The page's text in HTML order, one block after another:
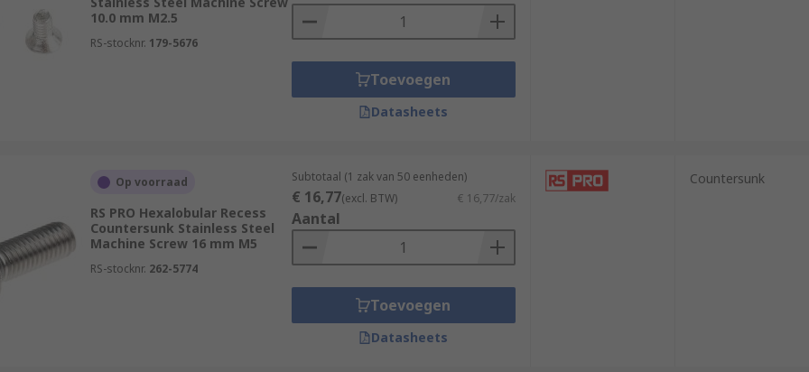
10.0 mm M2.5
RS-stocknr. 179-5676
Toevoegen
Datasheets
Op voorraad
RS PRO Hexalobular Recess
Countersunk Stainless Steel
Machine Screw 16 mm M5
RS-stocknr. 262-5774
Subtotaal (1 zak van 50 eenheden)
€ 16,77(excl. BTW) € 16,77/zak
Aantal
Toevoegen
Datasheets
Countersunk